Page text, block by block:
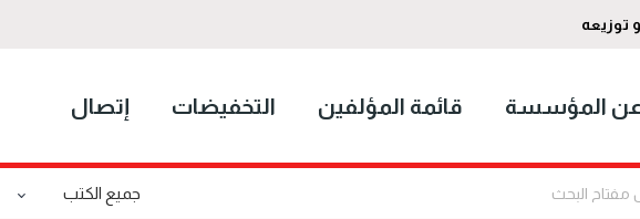
توزيعه
المؤسسة قائمة المؤلفين التخفيضات إتصال